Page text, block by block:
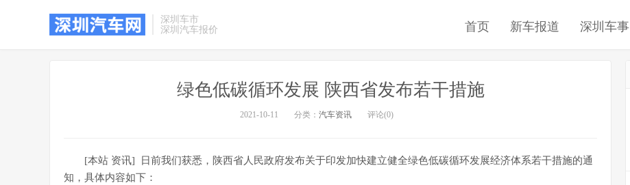
深圳车市
深圳汽车报价
首页 新车报道 深圳车事
绿色低碳循环发展 陕西省发布若干措施
2021-10-11 分类： 汽车资讯 评论(0)
[本站 资讯] 日前我们获悉，陕西省人民政府发布关于印发加快建立健全绿色低碳循环发展经济体系若干措施的通
知，具体内容如下：